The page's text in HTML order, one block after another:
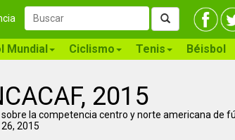
Mundial Ciclismo Tenis Béisbol
2015
la competencia centro y norte americana de
2015